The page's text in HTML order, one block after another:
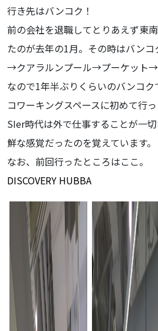
行き先はバンコク！
前の会社を退職してとりあえず東
たのが去年の1月。その時はバン
→クアラルンプール→プーケット→
なので1年半ぶりくらいのバンコク
コワーキングスペースに初めて行
SIer時代は外で仕事することが一
鮮な感覚だったのを覚えています。
なお、前回行ったところはここ。
DISCOVERY HUBBA